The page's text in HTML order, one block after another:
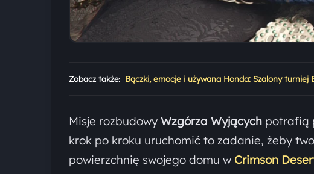
Zobacz także: Bączki, emocje i używana Honda: Szalony
Misje rozbudowy Wzgórza Wyjących potrafią
krok po kroku uruchomić to zadanie, żeby
powierzchnię swojego domu w Crimson